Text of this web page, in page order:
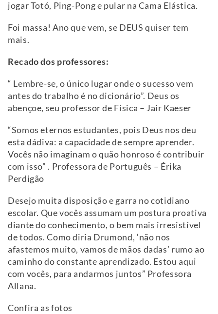
jogar Totó, Ping-Pong e pular na Cama Elástica.
Foi massa! Ano que vem, se DEUS quiser tem
mais.
Recado dos professores:
“ Lembre-se, o único lugar onde o sucesso vem
antes do trabalho é no dicionário”. Deus os
abençoe, seu professor de Física – Jair Kaeser
“Somos eternos estudantes, pois Deus nos deu
esta dádiva: a capacidade de sempre aprender.
Vocês não imaginam o quão honroso é contribuir
com isso” . Professora de Português – Érika
Perdigão
Desejo muita disposição e garra no cotidiano
escolar. Que vocês assumam um postura proativa
diante do conhecimento, o bem mais irresistível
de todos. Como diria Drumond, ‘não nos
afastemos muito, vamos de mãos dadas’ rumo ao
caminho do constante aprendizado. Estou aqui
com vocês, para andarmos juntos” Professora
Allana.
Confira as fotos